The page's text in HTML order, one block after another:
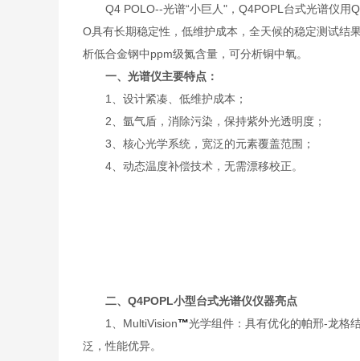
Q4 POLO--光谱“小巨人"，Q4POPL台式光谱仪用
O具有长期稳定性，低维护成本，全天候的稳定测试结
析低合金钢中ppm级氮含量，可分析铜中氧。
一、 光谱仪主要特点：
1、设计紧凑、低维护成本；
2、氩气盾，消除污染，保持紫外光透明度；
3、核心光学系统，宽泛的元素覆盖范围；
4、动态温度补偿技术，无需漂移校正。
二、 Q4POPL小型台式光谱仪仪器亮点
1、MultiVision™光学组件：具有优化的帕邢-龙格
泛，性能优异。